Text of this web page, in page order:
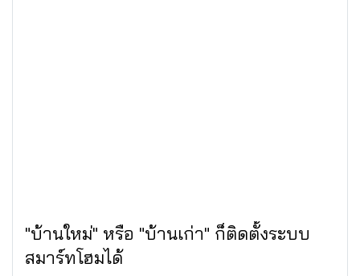
"บ้านใหม่" หรือ "บ้านเก่า" ก็ติดตั้งระบบ
สมาร์ทโฮมได้